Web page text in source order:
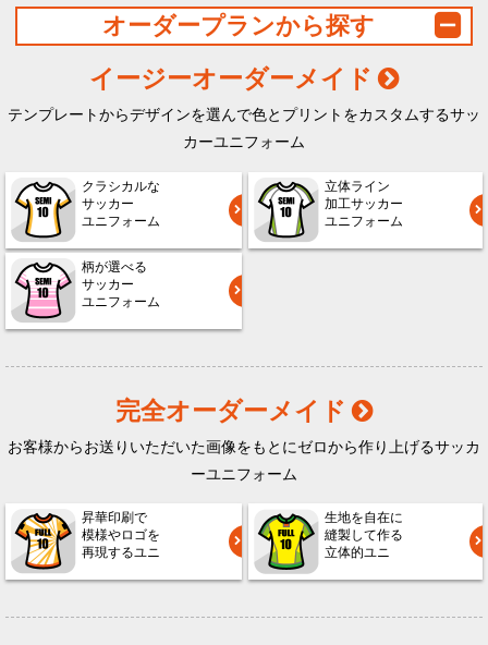
オーダープランから探す
イージーオーダーメイド
テンプレートからデザインを選んで色とプリントをカスタムするサッ
カーユニフォーム
クラシカルな
サッカー
ユニフォーム
立体ライン
加工サッカー
ユニフォーム
柄が選べる
サッカー
ユニフォーム
完全オーダーメイド
お客様からお送りいただいた画像をもとにゼロから作り上げるサッカ
ーユニフォーム
昇華印刷で
模様やロゴを
再現するユニ
生地を自在に
縫製して作る
立体的ユニ